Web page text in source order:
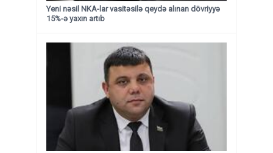
Yeni nəsil NKA-lar vasitəsilə qeydə alınan dövriyyə
15%-ə yaxın artıb